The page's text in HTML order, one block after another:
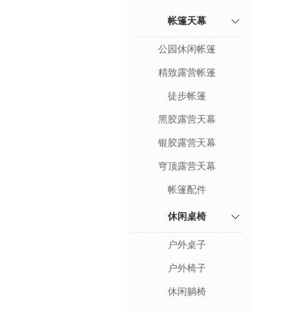
帐篷天幕
公园休闲帐篷
精致露营帐篷
徒步帐篷
黑胶露营天幕
银胶露营天幕
穹顶露营天幕
帐篷配件
休闲桌椅
户外桌子
户外椅子
休闲躺椅